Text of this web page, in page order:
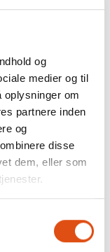
og
medier og til
om
partnere inden
og
disse
dem, eller som